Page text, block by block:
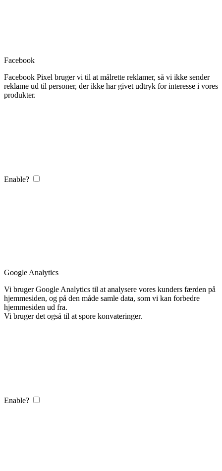
Facebook
Facebook Pixel bruger vi til at målrette reklamer, så vi ikke sender
reklame ud til personer, der ikke har givet udtryk for interesse i vores
produkter.
Enable?
Google Analytics
Vi bruger Google Analytics til at analysere vores kunders færden på
hjemmesiden, og på den måde samle data, som vi kan forbedre
hjemmesiden ud fra.
Vi bruger det også til at spore konvateringer.
Enable?